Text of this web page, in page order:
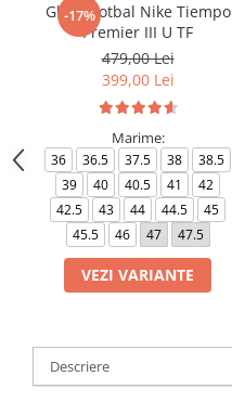
-17%
Ghete fotbal Nike Tiempo
Premier III U TF
479,00 Lei
399,00 Lei
Marime:
36 36.5 37.5 38
38.5
39
40 40.5 41
42
42.5
43 44 44.5
45
45.5
46 47 47.5
VEZI VARIANTE
Descriere